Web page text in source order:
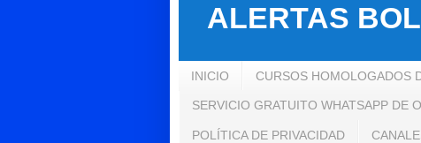
ALERTAS
INICIO CURSOS HOMOLOGADOS
SERVICIO GRATUITO WHATSAPP DE
POLÍTICA DE PRIVACIDAD